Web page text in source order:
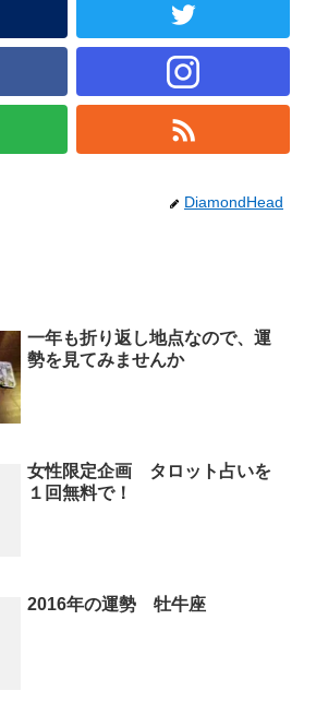
DiamondHead
一年も折り返し地点なので、運
勢を見てみませんか
女性限定企画 タロット占いを
１回無料で！
2016年の運勢 牡牛座